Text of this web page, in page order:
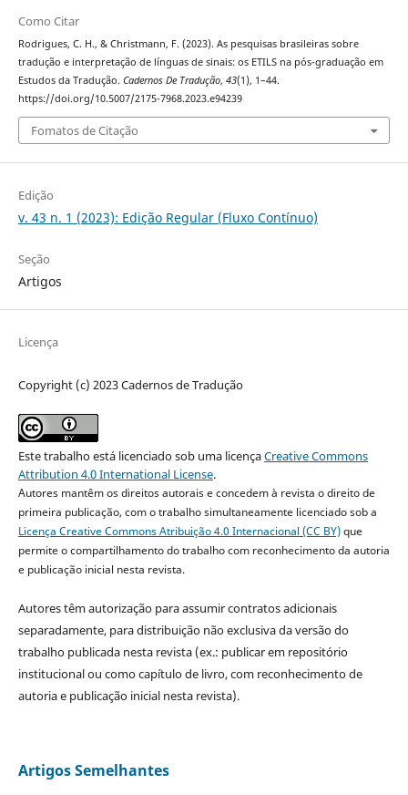
Como Citar
Rodrigues, C. H., & Christmann, F. (2023). As pesquisas brasileiras sobre
tradução e interpretação de línguas de sinais: os ETILS na pós-graduação em
Estudos da Tradução. Cadernos De Tradução, 43(1), 1–44.
https://doi.org/10.5007/2175-7968.2023.e94239
Fomatos de Citação
Edição
v. 43 n. 1 (2023): Edição Regular (Fluxo Contínuo)
Seção
Artigos
Licença
Copyright (c) 2023 Cadernos de Tradução
Este trabalho está licenciado sob uma licençaCreative Commons
Attribution 4.0 International License.
Autores mantêm os direitos autorais e concedem à revista o direito de
primeira publicação, com o trabalho simultaneamente licenciado sob a
Licença Creative Commons Atribuição 4.0 Internacional (CC BY)que
permite o compartilhamento do trabalho com reconhecimento da autoria
e publicação inicial nesta revista.
Autores têm autorização para assumir contratos adicionais
separadamente, para distribuição não exclusiva da versão do
trabalho publicada nesta revista (ex.: publicar em repositório
institucional ou como capítulo de livro, com reconhecimento de
autoria e publicação inicial nesta revista).
Artigos Semelhantes